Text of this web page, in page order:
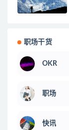
职场干货
OKR
职场
快讯